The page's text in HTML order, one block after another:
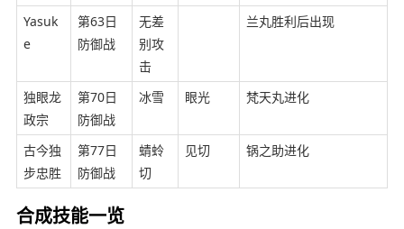
Yasuk
e
第63日
防御战
无差
别攻
击
兰丸胜利后出现
独眼龙
政宗
第70日
防御战
冰雪 眼光 梵天丸进化
古今独
步忠胜
第77日
防御战
蜻蛉
切
见切 锅之助进化
合成技能一览